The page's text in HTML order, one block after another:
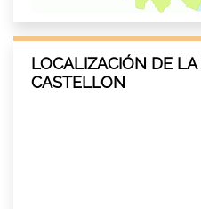
LOCALIZACIÓN DE LA
CASTELLON